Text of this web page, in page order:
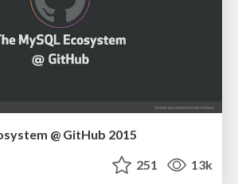
@ GitHub 2015
251 13k